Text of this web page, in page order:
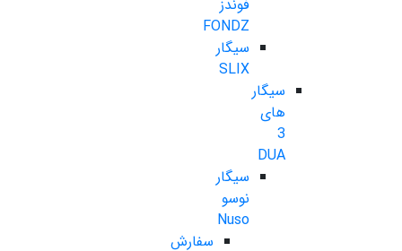
فوندز
FONDZ
سیگار
SLIX
سیگار
های
3
DUA
سیگار
نوسو
Nuso
سفارش